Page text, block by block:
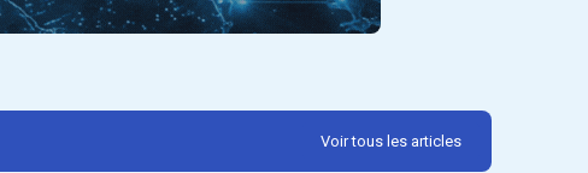
Voir tous les articles